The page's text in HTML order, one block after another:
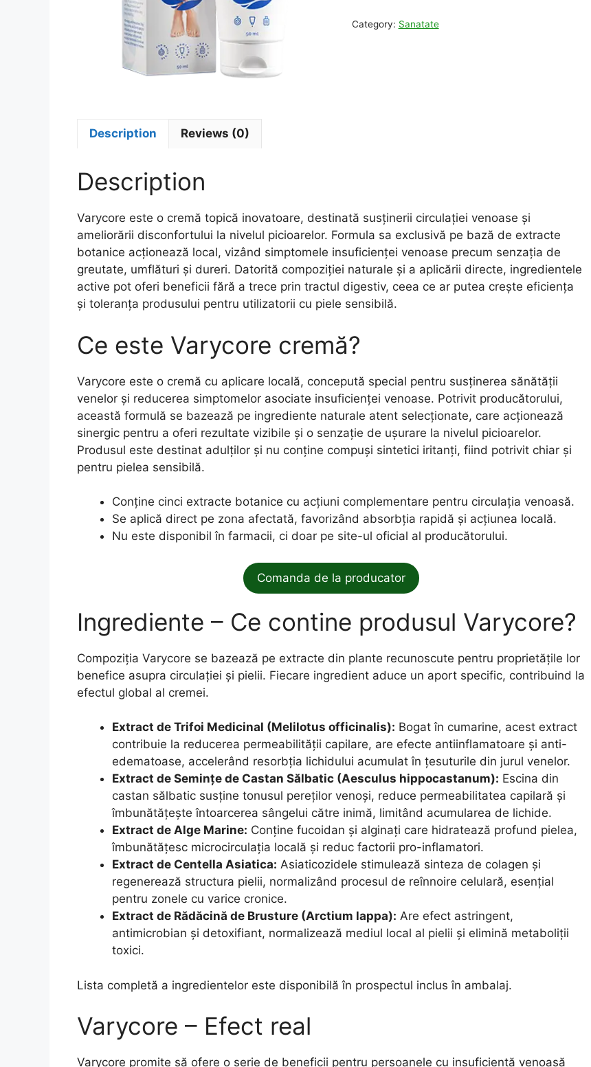
Category: Sanatate
Description Reviews (0)
Description
Varycore este o cremă topică inovatoare, destinată susținerii circulației venoase și
ameliorării disconfortului la nivelul picioarelor. Formula sa exclusivă pe bază de extracte
botanice acționează local, vizând simptomele insuficienței venoase precum senzația de
greutate, umflături și dureri. Datorită compoziției naturale și a aplicării directe, ingredientele
active pot oferi beneficii fără a trece prin tractul digestiv, ceea ce ar putea crește eficiența
și toleranța produsului pentru utilizatorii cu piele sensibilă.
Ce este Varycore cremă?
Varycore este o cremă cu aplicare locală, concepută special pentru susținerea sănătății
venelor și reducerea simptomelor asociate insuficienței venoase. Potrivit producătorului,
această formulă se bazează pe ingrediente naturale atent selecționate, care acționează
sinergic pentru a oferi rezultate vizibile și o senzație de ușurare la nivelul picioarelor.
Produsul este destinat adulților și nu conține compuși sintetici iritanți, fiind potrivit chiar și
pentru pielea sensibilă.
Conține cinci extracte botanice cu acțiuni complementare pentru circulația venoasă.
Se aplică direct pe zona afectată, favorizând absorbția rapidă și acțiunea locală.
Nu este disponibil în farmacii, ci doar pe site-ul oficial al producătorului.
Comanda de la producator
Ingrediente – Ce contine produsul Varycore?
Compoziția Varycore se bazează pe extracte din plante recunoscute pentru proprietățile lor
benefice asupra circulației și pielii. Fiecare ingredient aduce un aport specific, contribuind la
efectul global al cremei.
Extract de Trifoi Medicinal (Melilotus officinalis): Bogat în cumarine, acest extract
contribuie la reducerea permeabilității capilare, are efecte antiinflamatoare și anti-
edematoase, accelerând resorbția lichidului acumulat în țesuturile din jurul venelor.
Extract de Semințe de Castan Sălbatic (Aesculus hippocastanum): Escina din
castan sălbatic susține tonusul pereților venoși, reduce permeabilitatea capilară și
îmbunătățește întoarcerea sângelui către inimă, limitând acumularea de lichide.
Extract de Alge Marine: Conține fucoidan și alginați care hidratează profund pielea,
îmbunătățesc microcirculația locală și reduc factorii pro-inflamatori.
Extract de Centella Asiatica: Asiaticozidele stimulează sinteza de colagen și
regenerează structura pielii, normalizând procesul de reînnoire celulară, esențial
pentru zonele cu varice cronice.
Extract de Rădăcină de Brusture (Arctium lappa): Are efect astringent,
antimicrobian și detoxifiant, normalizează mediul local al pielii și elimină metaboliții
toxici.
Lista completă a ingredientelor este disponibilă în prospectul inclus în ambalaj.
Varycore – Efect real
Varycore promite să ofere o serie de beneficii pentru persoanele cu insuficiență venoasă